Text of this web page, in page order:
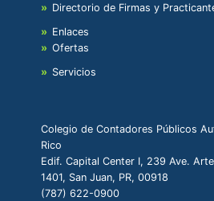
Directorio de Firmas y
Enlaces
Ofertas
Servicios
Colegio de Contadores Públicos
Rico
Edif. Capital Center I, 239 Ave.
1401, San Juan, PR, 00918
(787) 622-0900